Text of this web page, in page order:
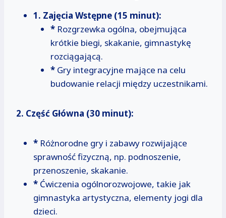
1. Zajęcia Wstępne (15 minut):
* Rozgrzewka ogólna, obejmująca
krótkie biegi, skakanie, gimnastykę
rozciągającą.
* Gry integracyjne mające na celu
budowanie relacji między uczestnikami.
2. Część Główna (30 minut):
* Różnorodne gry i zabawy rozwijające
sprawność fizyczną, np. podnoszenie,
przenoszenie, skakanie.
* Ćwiczenia ogólnorozwojowe, takie jak
gimnastyka artystyczna, elementy jogi dla
dzieci.